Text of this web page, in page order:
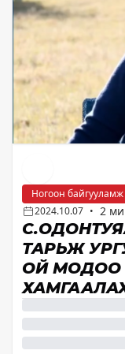
Ногоон байгууламж
2024.10.07 • 2
ТАРЬЖ
ОЙ МОДОО